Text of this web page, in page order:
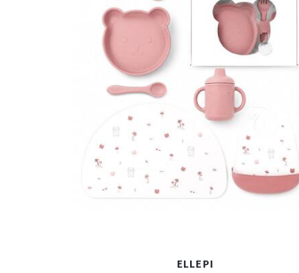
ELLEPI